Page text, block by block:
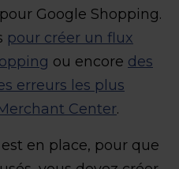
Google Shopping.
pour créer un flux
ou encore des
erreurs les plus
Center.
en place, pour que